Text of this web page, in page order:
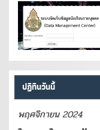
ปฏิทินวันนี้
พฤศจิกายน 2024